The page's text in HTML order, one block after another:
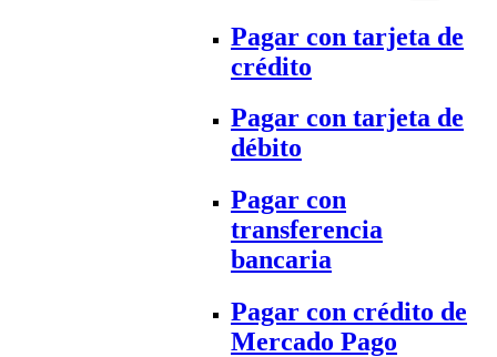
Pagar con tarjeta de
crédito
Pagar con tarjeta de
débito
Pagar con
transferencia
bancaria
Pagar con crédito de
Mercado Pago